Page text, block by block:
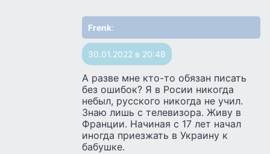
Frenk:
30.01.2022 в 20:48
А разве мне кто-то обязан писать
без ошибок? Я в Росии никогда
небыл, русского никогда не учил.
Знаю лишь с телевизора. Живу в
Франции. Начиная с 17 лет начал
иногда приезжать в Украину к
бабушке.